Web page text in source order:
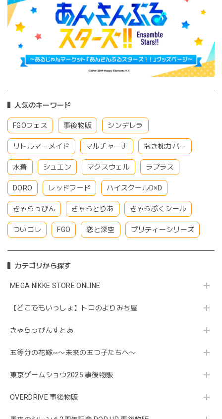
人気のキーワード
FGOフェス 事後物販 シンデレラ
リトルマーメイド マルチャーナ 抱き枕カバー
水着 シュエン マクスウェル ラプラス
DORO レッドフード ハイスクールD×D
きゃらっぴん きゃらとりあ きゃらぷくシール
ついコレ FGO 恋と深空 プリティーシリーズ
カテゴリから探す
MEGA NIKKE STORE ONLINE
【どこでもいっしょ】トロのよりみち屋
きゃらっぴんすとあ
五等分の花嫁∽〜未来の五つ子たちへ〜
東京ゲームショウ2025 事後物販
OVERDRIVE 事後物販